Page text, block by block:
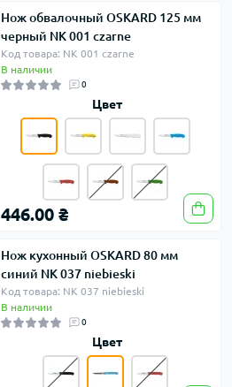
Нож обвалочный OSKARD 125 мм
черный NK 001 czarne
Код товара: NK 001 czarne
В наличии
0
Цвет
446.00 ₴
Нож кухонный OSKARD 80 мм
синий NK 037 niebieski
Код товара: NK 037 niebieski
В наличии
0
Цвет